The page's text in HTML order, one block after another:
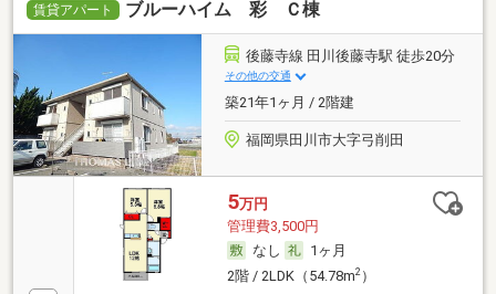
賃貸アパート ブルーハイム 彩 Ｃ棟
後藤寺線 田川後藤寺駅 徒歩20分
その他の交通
築21年1ヶ月 / 2階建
福岡県田川市大字弓削田
5万円
管理費3,500円
なし
1ヶ月
2階 / 2LDK（54.78m2）